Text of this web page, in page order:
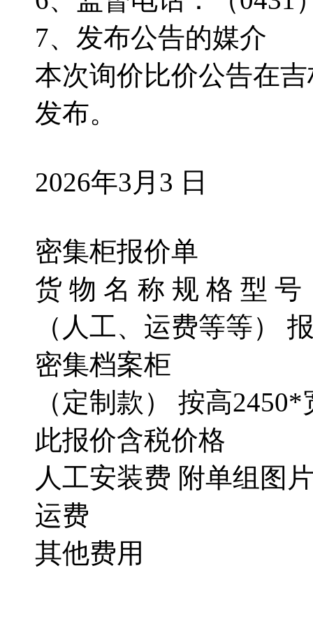
7、发布公告的媒介
本次询价比价公告在
发布。
2026年3月3 日
密集柜报价单
货 物 名 称 规 格 型
（人工、运费等等）
密集档案柜
（定制款） 按高
此报价含税价格 （
人工安装费 附单组图
运费
其他费用